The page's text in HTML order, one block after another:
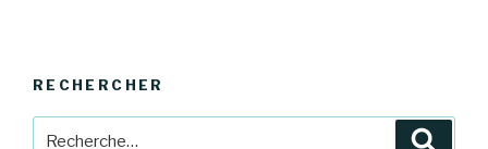
RECHERCHER